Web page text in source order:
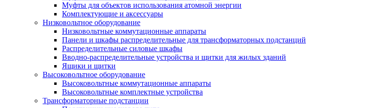
Муфты для объектов использования атомной энергии
Комплектующие и аксессуары
Низковольтное оборудование
Низковольтные коммутационные аппараты
Панели и шкафы распределительные для трансформаторных подстанций
Распределительные силовые шкафы
Вводно-распределительные устройства и щитки для жилых зданий
Ящики и щитки
Высоковольтное оборудование
Высоковольтные коммутационные аппараты
Высоковольтные комплектные устройства
Трансформаторные подстанции